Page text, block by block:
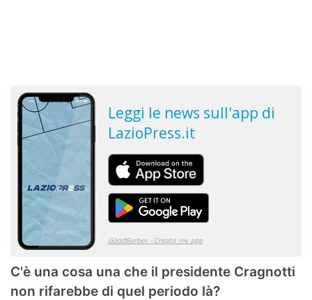
C'è una cosa una che il presidente Cragnotti
non rifarebbe di quel periodo là?